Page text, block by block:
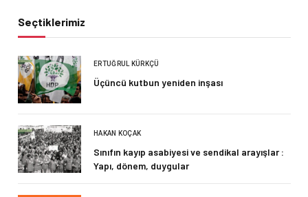
Seçtiklerimiz
ERTUĞRUL KÜRKÇÜ
Üçüncü kutbun yeniden inşası
HAKAN KOÇAK
Sınıfın kayıp asabiyesi ve sendikal arayışlar :
Yapı, dönem, duygular